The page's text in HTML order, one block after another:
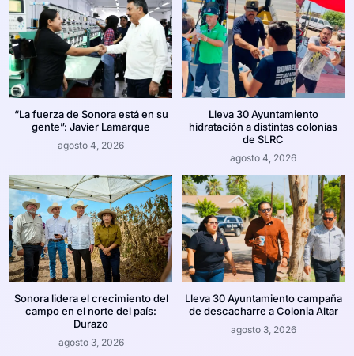
“La fuerza de Sonora está en su
gente”: Javier Lamarque
agosto 4, 2026
Lleva 30 Ayuntamiento
hidratación a distintas colonias
de SLRC
agosto 4, 2026
Sonora lidera el crecimiento del
campo en el norte del país:
Durazo
agosto 3, 2026
Lleva 30 Ayuntamiento campaña
de descacharre a Colonia Altar
agosto 3, 2026